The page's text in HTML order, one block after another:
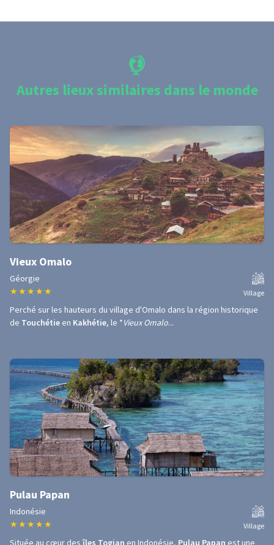
Autres lieux similaires dans le monde
Vieux Omalo
Géorgie
★ ★ ★ ★ ★ Village
Perché sur les hauteurs du village d'Omalo dans la région historique
de Touchétie en Kakhétie, le *Vieux Omalo...
Pulau Papan
Indonésie
★ ★ ★ ★ ★ Village
Située au cœur desîles Togian en Indonésie, Pulau Papan est une